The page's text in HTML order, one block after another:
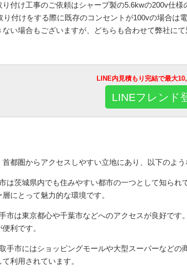
付け工事のご依頼はシャープ製の5.6kwの200v仕様
り付けをする際に既存のコンセントが100vの場合は
ない場合もございますが、どちらも合わせて弊社に
LINE内見積もり完結で最大
LINEフレンド
都圏からアクセスしやすい立地にあり、以下のよう
は茨城県内でも住みやすい都市の一つとして知ら
にとって魅力的な環境です。
市は東京都心や千葉市などへのアクセスが良好で
利です。
手市にはショッピングモールや大型スーパーなど
利用されています。